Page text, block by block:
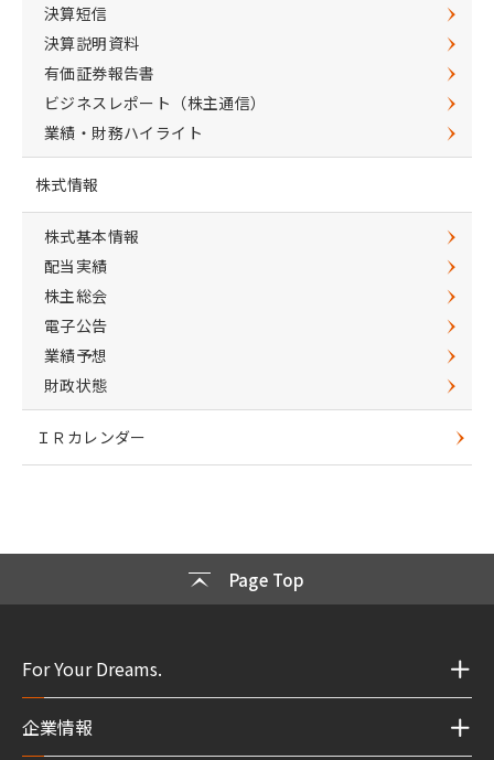
決算短信
決算説明資料
有価証券報告書
ビジネスレポート（株主通信）
業績・財務ハイライト
株式情報
株式基本情報
配当実績
株主総会
電子公告
業績予想
財政状態
ＩＲカレンダー
Page Top
For Your Dreams.
企業情報